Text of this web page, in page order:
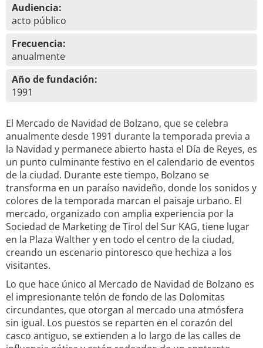
Audiencia:
acto público
Frecuencia:
anualmente
Año de fundación:
1991
El Mercado de Navidad de Bolzano, que se celebra
anualmente desde 1991 durante la temporada previa a
la Navidad y permanece abierto hasta el Día de Reyes, es
un punto culminante festivo en el calendario de eventos
de la ciudad. Durante este tiempo, Bolzano se
transforma en un paraíso navideño, donde los sonidos y
colores de la temporada marcan el paisaje urbano. El
mercado, organizado con amplia experiencia por la
Sociedad de Marketing de Tirol del Sur KAG, tiene lugar
en la Plaza Walther y en todo el centro de la ciudad,
creando un escenario pintoresco que hechiza a los
visitantes.
Lo que hace único al Mercado de Navidad de Bolzano es
el impresionante telón de fondo de las Dolomitas
circundantes, que otorgan al mercado una atmósfera
sin igual. Los puestos se reparten en el corazón del
casco antiguo, se extienden a lo largo de las calles de